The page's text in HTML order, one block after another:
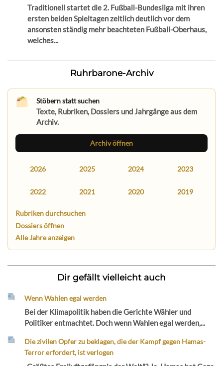
Traditionell startet die 2. Fußball-Bundesliga mit ihren
ersten beiden Spieltagen zeitlich deutlich vor dem
ansonsten ständig mehr beachteten Fußball-Oberhaus,
welches...
Ruhrbarone-Archiv
Stöbern statt suchen
Texte, Rubriken, Dossiers und Jahrgänge aus dem
Archiv.
Archiv öffnen
2026 2025 2024 2023
2022 2021 2020 2019
Rubriken durchsuchen
Dossiers öffnen
Alle Jahre anzeigen
Dir gefällt vielleicht auch
Wenn Wahlen egal werden
Bei der Klimapolitik haben die Gerichte Wähler und
Politiker entmachtet. Doch wenn Wahlen egal werden,...
Die zivilen Opfer zu beklagen, die der Kampf gegen Hamas-
Terror erfordert, ist verlogen